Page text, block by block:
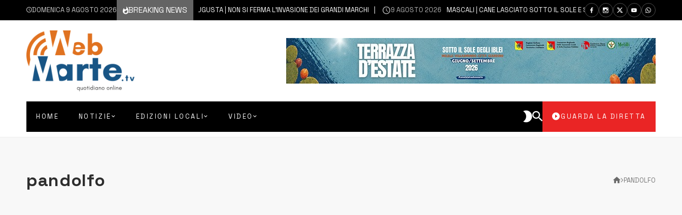
DOMENICA 9 AGOSTO 2026 BREAKING NEWS
9 AGOSTO 2026 AUGUSTA | NON SI FERMA L’INVASIONE DEI GRANDI MARCHI 9 AGOSTO 2026 MASCALI | CANE LASCIATO SOTTO IL SOLE E SENZA ACQUA: CARABINIERI
HOME NOTIZIE EDIZIONI LOCALI VIDEO GUARDA LA DIRETTA
PANDOLFO
pandolfo